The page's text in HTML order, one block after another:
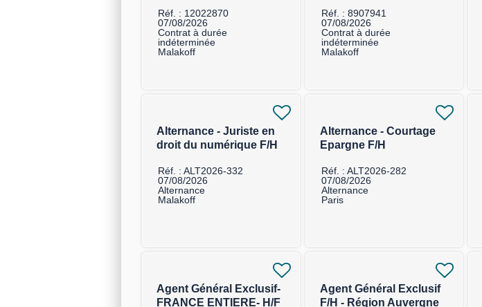
Réf. : 12022870
07/08/2026
Contrat à durée
indéterminée
Malakoff
Réf. : 8907941
07/08/2026
Contrat à durée
indéterminée
Malakoff
Alternance - Juriste en
droit du numérique F/H
Réf. : ALT2026-332
07/08/2026
Alternance
Malakoff
Alternance - Courtage
Epargne F/H
Réf. : ALT2026-282
07/08/2026
Alternance
Paris
Agent Général Exclusif-
FRANCE ENTIERE- H/F
Agent Général Exclusif
F/H - Région Auvergne